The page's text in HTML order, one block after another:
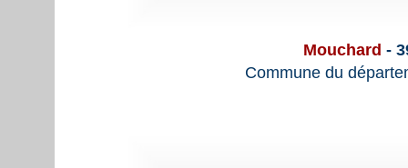
Mouchard -
Commune du